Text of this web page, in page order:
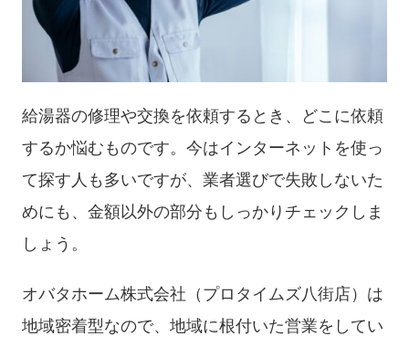
給湯器の修理や交換を依頼するとき、どこに依頼
するか悩むものです。今はインターネットを使っ
て探す人も多いですが、業者選びで失敗しないた
めにも、金額以外の部分もしっかりチェックしま
しょう。
オバタホーム株式会社（プロタイムズ八街店）は
地域密着型なので、地域に根付いた営業をしてい